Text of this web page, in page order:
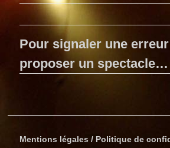
Pour signaler une
proposer un spectacle…
Mentions légales / Politique de